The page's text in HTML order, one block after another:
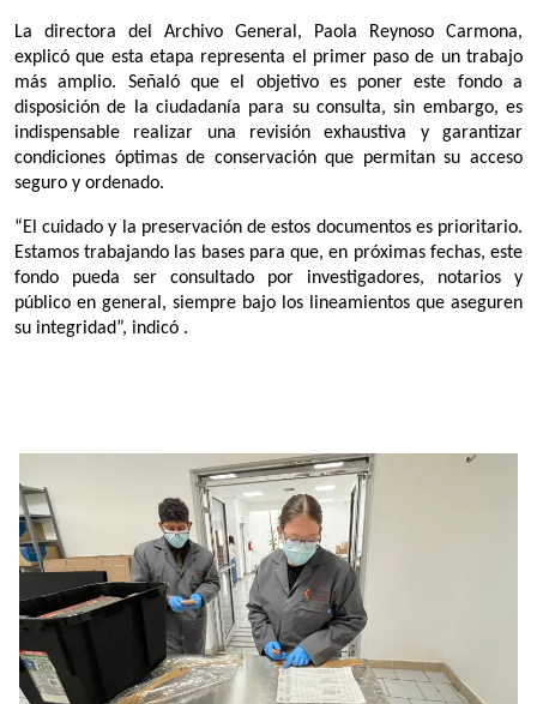
La directora del Archivo General, Paola Reynoso Carmona,
explicó que esta etapa representa el primer paso de un trabajo
más amplio. Señaló que el objetivo es poner este fondo a
disposición de la ciudadanía para su consulta, sin embargo, es
indispensable realizar una revisión exhaustiva y garantizar
condiciones óptimas de conservación que permitan su acceso
seguro y ordenado.
“El cuidado y la preservación de estos documentos es prioritario.
Estamos trabajando las bases para que, en próximas fechas, este
fondo pueda ser consultado por investigadores, notarios y
público en general, siempre bajo los lineamientos que aseguren
su integridad”, indicó .